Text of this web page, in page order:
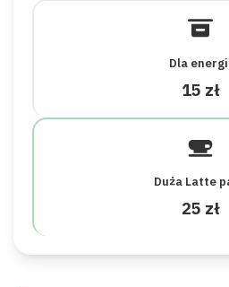
Dla
15 zł
Duża Latte
25 zł